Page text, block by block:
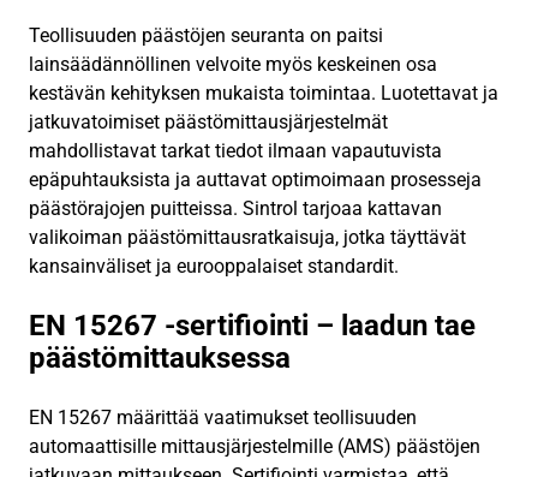
Teollisuuden päästöjen seuranta on paitsi
lainsäädännöllinen velvoite myös keskeinen osa
kestävän kehityksen mukaista toimintaa. Luotettavat ja
jatkuvatoimiset päästömittausjärjestelmät
mahdollistavat tarkat tiedot ilmaan vapautuvista
epäpuhtauksista ja auttavat optimoimaan prosesseja
päästörajojen puitteissa. Sintrol tarjoaa kattavan
valikoiman päästömittausratkaisuja, jotka täyttävät
kansainväliset ja eurooppalaiset standardit.
EN 15267 -sertifiointi – laadun tae
päästömittauksessa
EN 15267 määrittää vaatimukset teollisuuden
automaattisille mittausjärjestelmille (AMS) päästöjen